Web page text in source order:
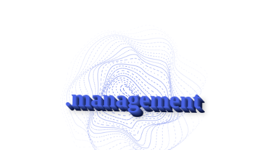
.management